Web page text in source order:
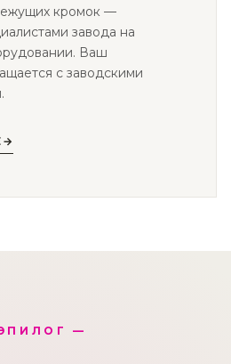
кромок —
завода на
Ваш
с заводскими
→
—